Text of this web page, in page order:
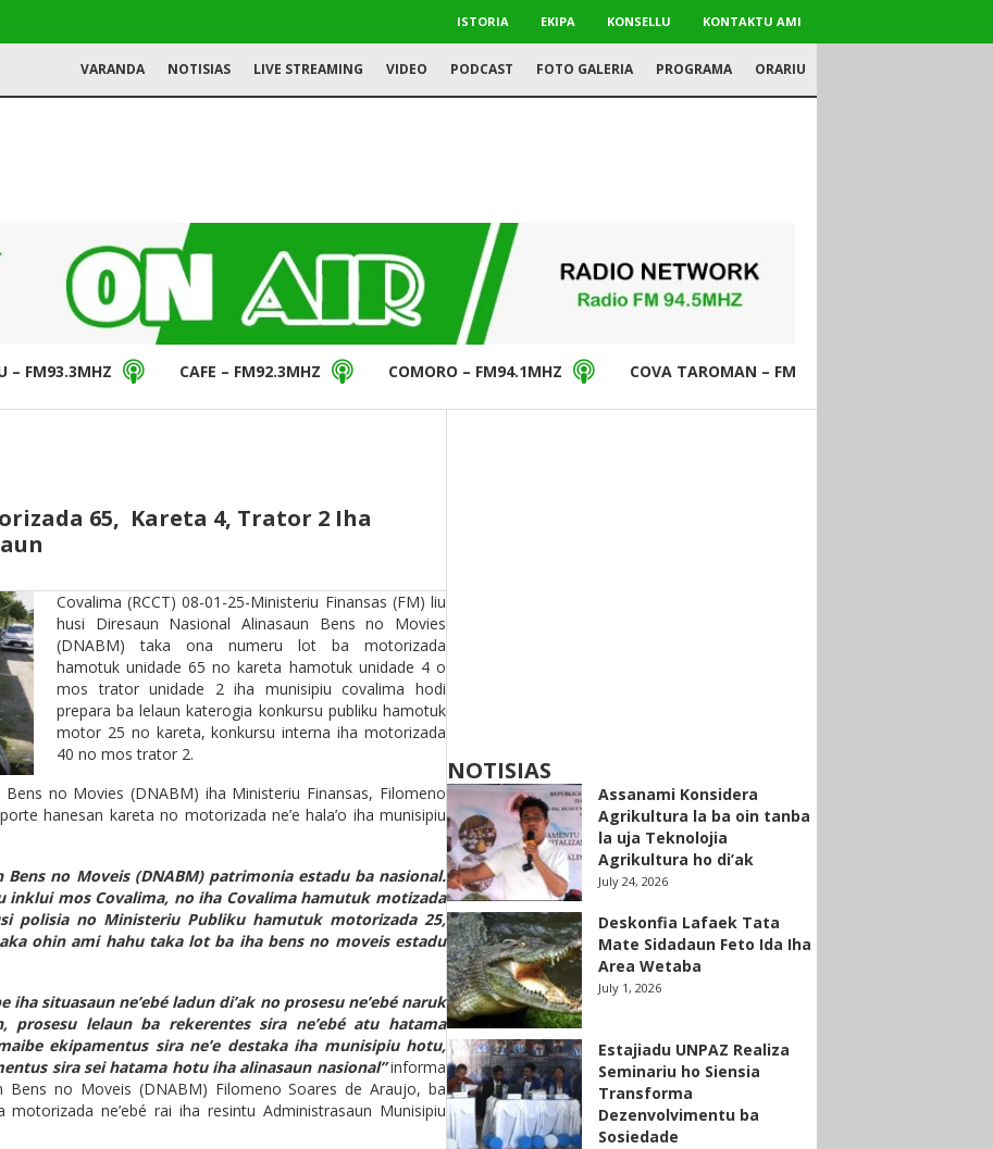
ISTORIA EKIPA KONSELLU KONTAKTU AMI
VARANDA NOTISIAS LIVE STREAMING VIDEO PODCAST FOTO GALERIA PROGRAMA ORARIU
– FM93.3MHZ CAFE – FM92.3MHZ COMORO – FM94.1MHZ COVA TAROMAN – FM94.5MHZ
65, Kareta 4, Trator 2 Iha
Covalima (RCCT) 08-01-25-Ministeriu Finansas (FM) liu
husi Diresaun Nasional Alinasaun Bens no Movies
(DNABM) taka ona numeru lot ba motorizada
hamotuk unidade 65 no kareta hamotuk unidade 4 o
mos trator unidade 2 iha munisipiu covalima hodi
prepara ba lelaun katerogia konkursu publiku hamotuk
motor 25 no kareta, konkursu interna iha motorizada
40 no mos trator 2.
no Movies (DNABM) iha Ministeriu Finansas, Filomeno
hanesan kareta no motorizada ne’e hala’o iha munisipiu
Bens no Moveis (DNABM) patrimonia estadu ba nasional.
inklui mos Covalima, no iha Covalima hamutuk motizada
polisia no Ministeriu Publiku hamutuk motorizada 25,
ohin ami hahu taka lot ba iha bens no moveis estadu
iha situasaun ne’ebé ladun di’ak no prosesu ne’ebé naruk
prosesu lelaun ba rekerentes sira ne’ebé atu hatama
ekipamentus sira ne’e destaka iha munisipiu hotu,
sira sei hatama hotu iha alinasaun nasional”informa
Bens no Moveis (DNABM) Filomeno Soares de Araujo, ba
ne’ebé rai iha resintu Administrasaun Munisipiu
NOTISIAS
Assanami Konsidera
Agrikultura la ba oin tanba
la uja Teknolojia
Agrikultura ho di’ak
July 24, 2026
Deskonfia Lafaek Tata
Mate Sidadaun Feto Ida Iha
Area Wetaba
July 1, 2026
Estajiadu UNPAZ Realiza
Seminariu ho Siensia
Transforma
Dezenvolvimentu ba
Sosiedade